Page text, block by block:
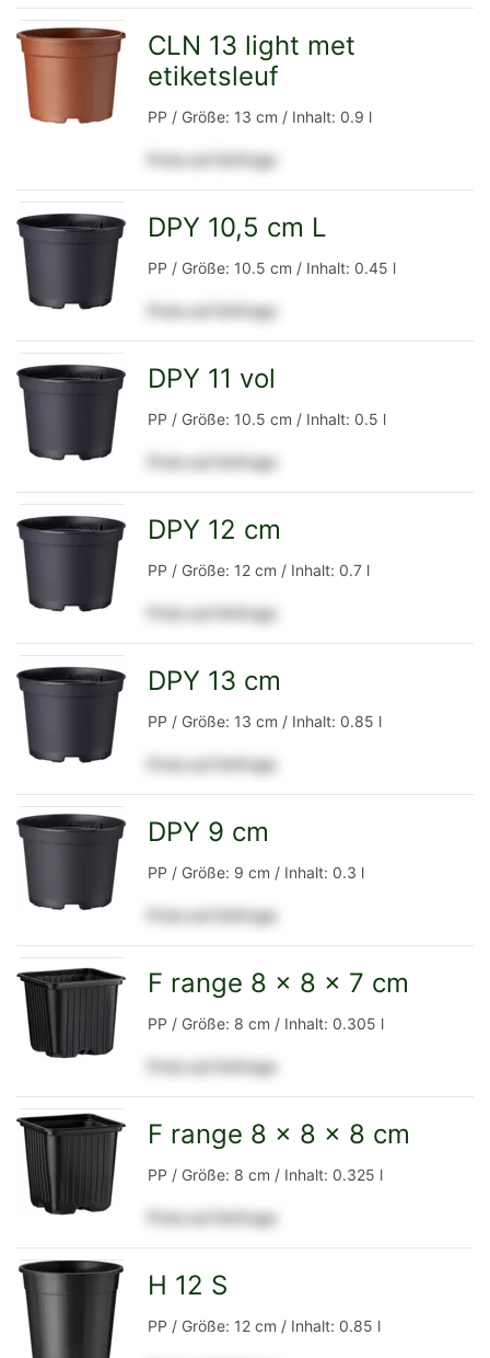
Detailseite
CLN 13 light met
etiketsleuf
PP / Größe: 13 cm / Inhalt: 0.9 l
Preis auf Anfrage
Detailseite
DPY 10,5 cm L
PP / Größe: 10.5 cm / Inhalt: 0.45 l
Preis auf Anfrage
Detailseite
DPY 11 vol
PP / Größe: 10.5 cm / Inhalt: 0.5 l
Preis auf Anfrage
Detailseite
DPY 12 cm
PP / Größe: 12 cm / Inhalt: 0.7 l
Preis auf Anfrage
Detailseite
DPY 13 cm
PP / Größe: 13 cm / Inhalt: 0.85 l
Preis auf Anfrage
Detailseite
DPY 9 cm
PP / Größe: 9 cm / Inhalt: 0.3 l
Preis auf Anfrage
Detailseite
F range 8 x 8 x 7 cm
PP / Größe: 8 cm / Inhalt: 0.305 l
Preis auf Anfrage
Detailseite
F range 8 x 8 x 8 cm
PP / Größe: 8 cm / Inhalt: 0.325 l
Preis auf Anfrage
H 12 S
PP / Größe: 12 cm / Inhalt: 0.85 l